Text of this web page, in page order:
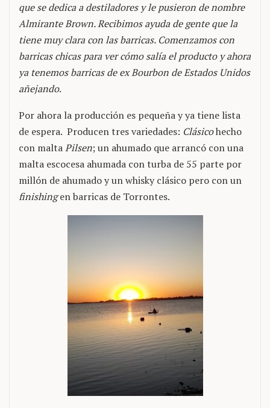
que se dedica a destiladores y le pusieron de nombre
Almirante Brown. Recibimos ayuda de gente que la
tiene muy clara con las barricas. Comenzamos con
barricas chicas para ver cómo salía el producto y ahora
ya tenemos barricas de ex Bourbon de Estados Unidos
añejando.
Por ahora la producción es pequeña y ya tiene lista
de espera. Producen tres variedades: Clásicohecho
con maltaPilsen; un ahumado que arrancó con una
malta escocesa ahumada con turba de 55 parte por
millón de ahumado y un whisky clásico pero con un
finishingen barricas de Torrontes.